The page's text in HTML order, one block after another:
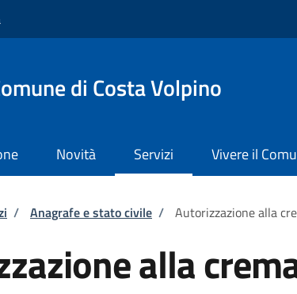
di Costa Volpino
Novità Servizi Vivere il
di pane
/ Anagrafe e stato civile / Autorizzazione alla
alla